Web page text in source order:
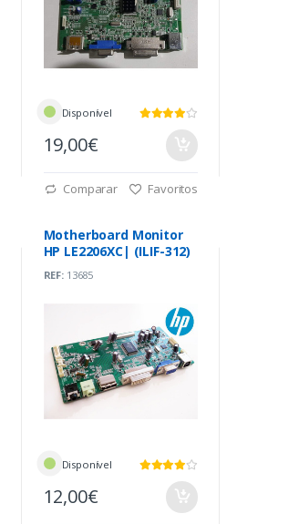
Disponível
19,00€
Comparar Favoritos
Motherboard Monitor
HP LE2206XC| (ILIF-312)
REF:13685
Disponível
12,00€